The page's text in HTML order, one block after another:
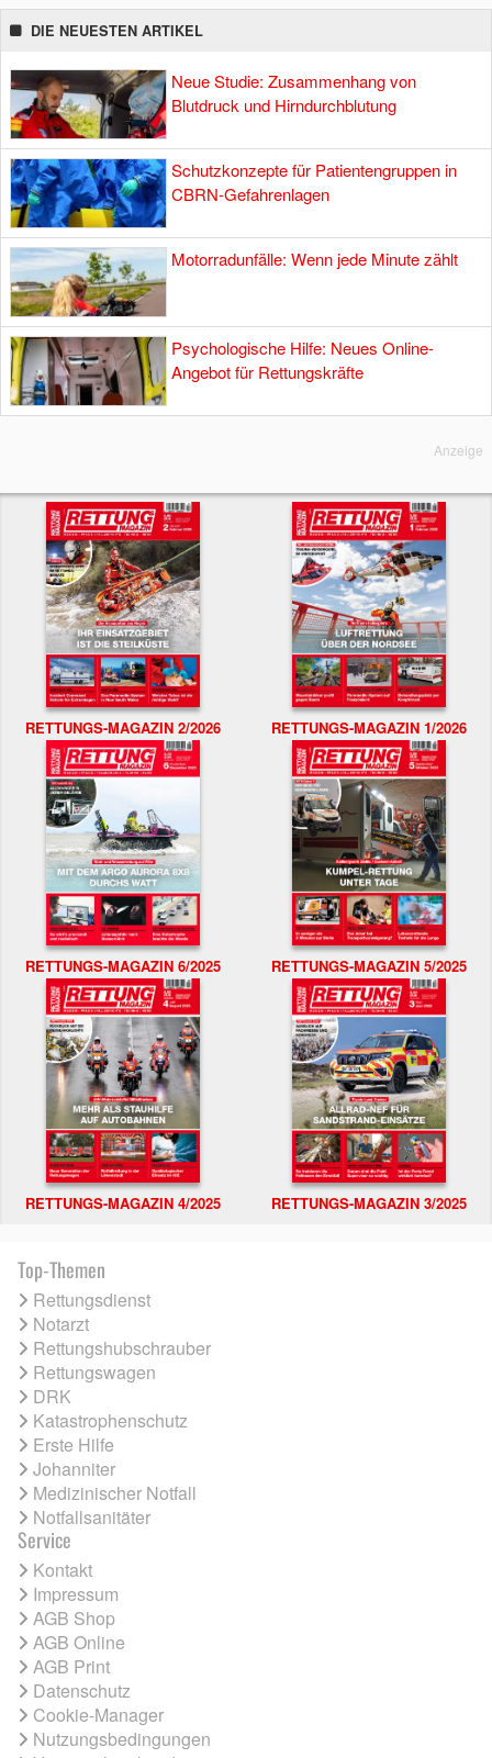
DIE NEUESTEN ARTIKEL
Neue Studie: Zusammenhang von
Blutdruck und Hirndurchblutung
Schutzkonzepte für Patientengruppen in
CBRN-Gefahrenlagen
Motorradunfälle: Wenn jede Minute zählt
Psychologische Hilfe: Neues Online-
Angebot für Rettungskräfte
Anzeige
RETTUNGS-MAGAZIN 2/2026 RETTUNGS-MAGAZIN 1/2026
RETTUNGS-MAGAZIN 6/2025 RETTUNGS-MAGAZIN 5/2025
RETTUNGS-MAGAZIN 4/2025 RETTUNGS-MAGAZIN 3/2025
Top-Themen
Rettungsdienst
Notarzt
Rettungshubschrauber
Rettungswagen
DRK
Katastrophenschutz
Erste Hilfe
Johanniter
Medizinischer Notfall
Notfallsanitäter
Service
Kontakt
Impressum
AGB Shop
AGB Online
AGB Print
Datenschutz
Cookie-Manager
Nutzungsbedingungen